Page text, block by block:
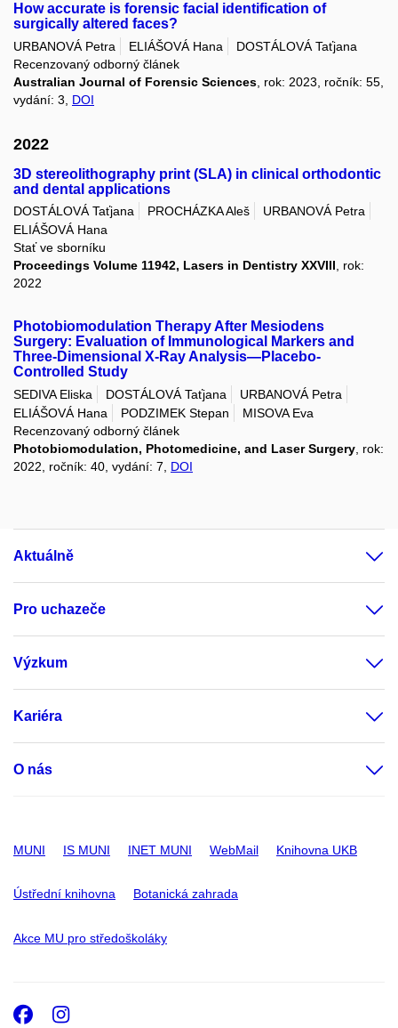
How accurate is forensic facial identification of
surgically altered faces?
URBANOVÁ Petra ELIÁŠOVÁ Hana
DOSTÁLOVÁ Taťjana
Recenzovaný odborný článek
Australian Journal of Forensic Sciences , rok: 2023, ročník: 55,
vydání: 3, DOI
2022
3D stereolithography print (SLA) in clinical orthodontic
and dental applications
DOSTÁLOVÁ Taťjana PROCHÁZKA Aleš
URBANOVÁ Petra
ELIÁŠOVÁ Hana
Stať ve sborníku
Proceedings Volume 11942, Lasers in Dentistry XXVIII, rok:
2022
Photobiomodulation Therapy After Mesiodens
Surgery: Evaluation of Immunological Markers and
Three-Dimensional X-Ray Analysis—Placebo-
Controlled Study
SEDIVA Eliska DOSTÁLOVÁ Taťjana
URBANOVÁ Petra
ELIÁŠOVÁ Hana
PODZIMEK Stepan
MISOVA Eva
Recenzovaný odborný článek
Photobiomodulation, Photomedicine, and Laser Surgery , rok:
2022, ročník: 40, vydání: 7, DOI
Aktuálně
Pro uchazeče
Výzkum
Kariéra
O nás
MUNI IS MUNI INET MUNI WebMail Knihovna UKB
Ústřední knihovna Botanická zahrada
Akce MU pro středoškoláky
Facebook
Instagram